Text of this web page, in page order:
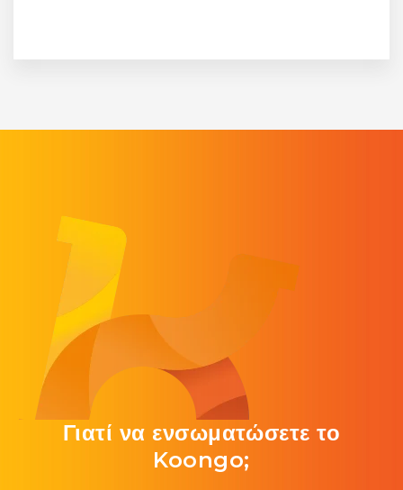
Γιατί να ενσωματώσετε το
Koongo;